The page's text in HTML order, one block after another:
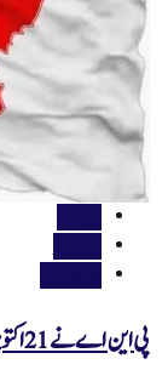
پی این اے نے21 اکتوبر آزادی مارچ کو حتمی شکل دے دی